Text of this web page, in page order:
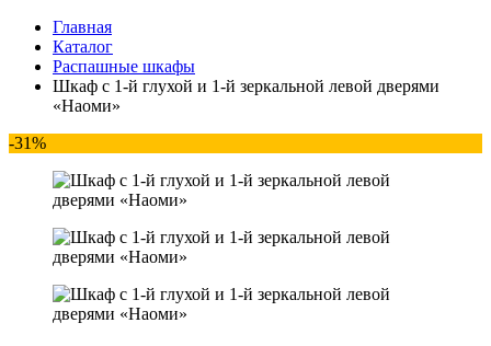
Главная
Каталог
Распашные шкафы
Шкаф с 1-й глухой и 1-й зеркальной левой дверями
«Наоми»
-31%